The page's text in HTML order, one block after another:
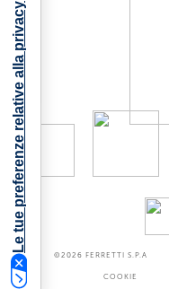
©2026 FERRETTI S.P.A
COOKIE
Le tue preferenze relative alla privacy